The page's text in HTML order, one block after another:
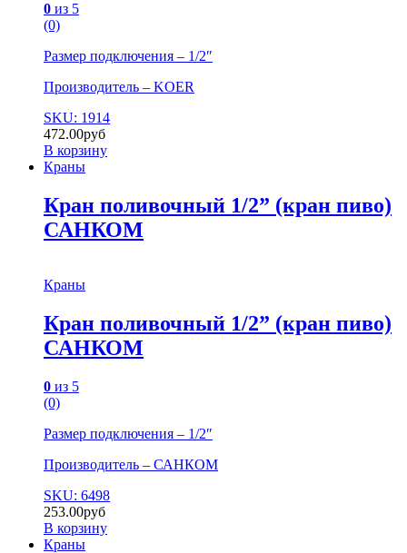
0 из 5
(0)
Размер подключения – 1/2″
Производитель – KOER
SKU: 1914
472.00руб
В корзину
Краны
Кран поливочный 1/2” (кран пиво)
САНКОМ
Краны
Кран поливочный 1/2” (кран пиво)
САНКОМ
0 из 5
(0)
Размер подключения – 1/2″
Производитель – САНКОМ
SKU: 6498
253.00руб
В корзину
Краны